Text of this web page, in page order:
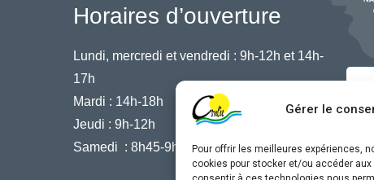
Gérer le
Pour offrir les meilleures expériences,
cookies pour stocker et/ou accéder
Horaires d’ouverture
Lundi, mercredi et vendredi : 9h-12h et 14h-
17h
Mardi : 14h-18h
Jeudi : 9h-12h
Samedi : 8h45-9h45